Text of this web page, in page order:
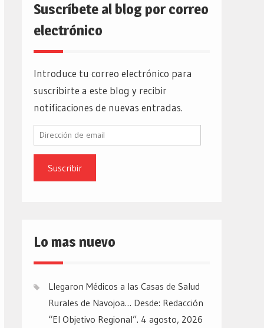
Suscríbete al blog por correo
electrónico
Introduce tu correo electrónico para
suscribirte a este blog y recibir
notificaciones de nuevas entradas.
Dirección
email
Lo mas nuevo
Llegaron Médicos a las Casas de Salud
Rurales de Navojoa… Desde: Redacción
“El Objetivo Regional”. 4 agosto, 2026